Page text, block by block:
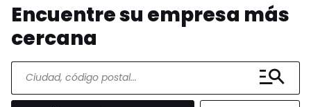
Encuentre su empresa más
cercana